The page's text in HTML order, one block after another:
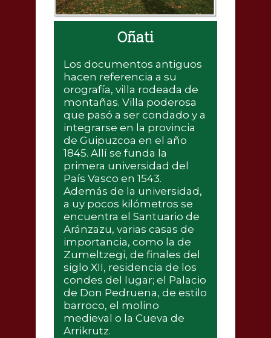
Oñati
Los documentos antiguos
hacen referencia a su
orografía, villa rodeada de
montañas. Villa poderosa
que pasó a ser condado y a
integrarse en la provincia
de Guipuzcoa en el año
1845. Allí se funda la
primera universidad del
País Vasco en 1543.
Además de la universidad,
a uy pocos kilómetros se
encuentra el Santuario de
Aránzazu, varias casas de
importancia, como la de
Zumeltzegi, de finales del
siglo XII, residencia de los
condes del lugar; el Palacio
de Don Pedruena, de estilo
barroco, el molino
medieval o la Cueva de
Arrikrutz.